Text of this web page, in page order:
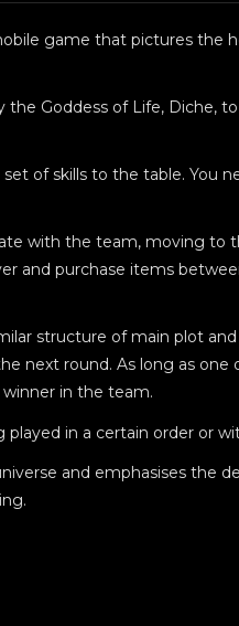
game that pictures the
Goddess of Life, Diche,
of skills to the table. You
with the team, moving to
and purchase items
structure of main plot
next round. As long as one
in the team.
in a certain order or
and emphasises the